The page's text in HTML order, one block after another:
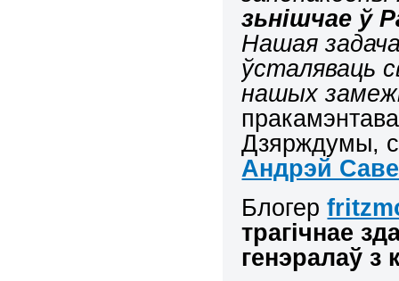
зьнішчае ў
Нашая
ўсталяваць
нашых
Дзярждумы,
Андрэй
Блогер
трагічнае
генэралаў з